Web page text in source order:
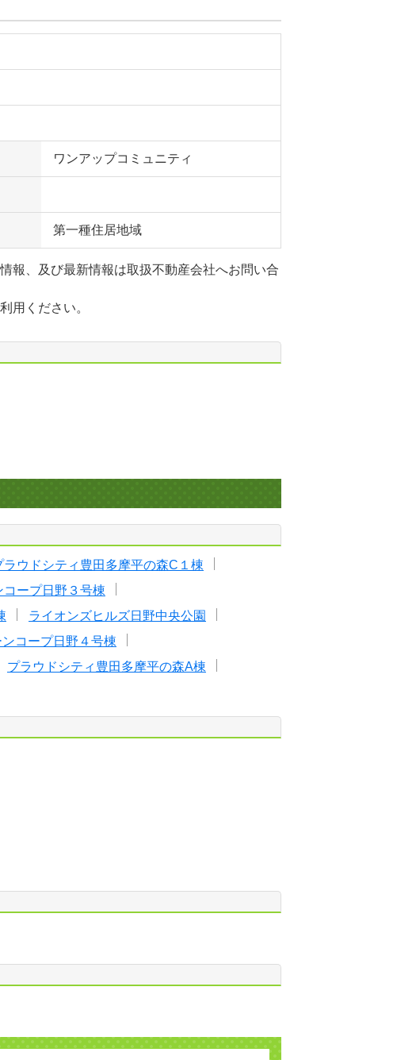
ワンアップコミュニティ
第一種住居地域
報、及び最新情報は取扱不動産会社へお問い合
用ください。
ラウドシティ豊田多摩平の森C１棟
コープ日野３号棟
ライオンズヒルズ日野中央公園
コープ日野４号棟
プラウドシティ豊田多摩平の森A棟